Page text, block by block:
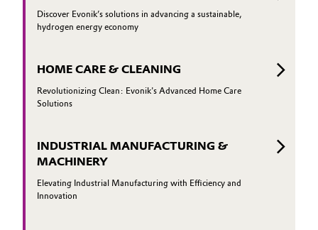
Discover Evonik’s solutions in advancing a sustainable,
hydrogen energy economy
HOME CARE & CLEANING
Revolutionizing Clean: Evonik's Advanced Home Care
Solutions
INDUSTRIAL MANUFACTURING &
MACHINERY
Elevating Industrial Manufacturing with Efficiency and
Innovation